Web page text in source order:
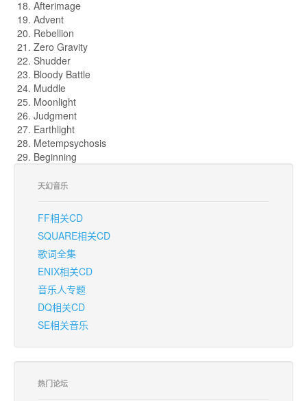
18. Afterimage
19. Advent
20. Rebellion
21. Zero Gravity
22. Shudder
23. Bloody Battle
24. Muddle
25. Moonlight
26. Judgment
27. Earthlight
28. Metempsychosis
29. Beginning
天幻音乐
FF相关CD
SQUARE相关CD
歌词全集
ENIX相关CD
音乐人专题
DQ相关CD
SE相关音乐
热门论坛